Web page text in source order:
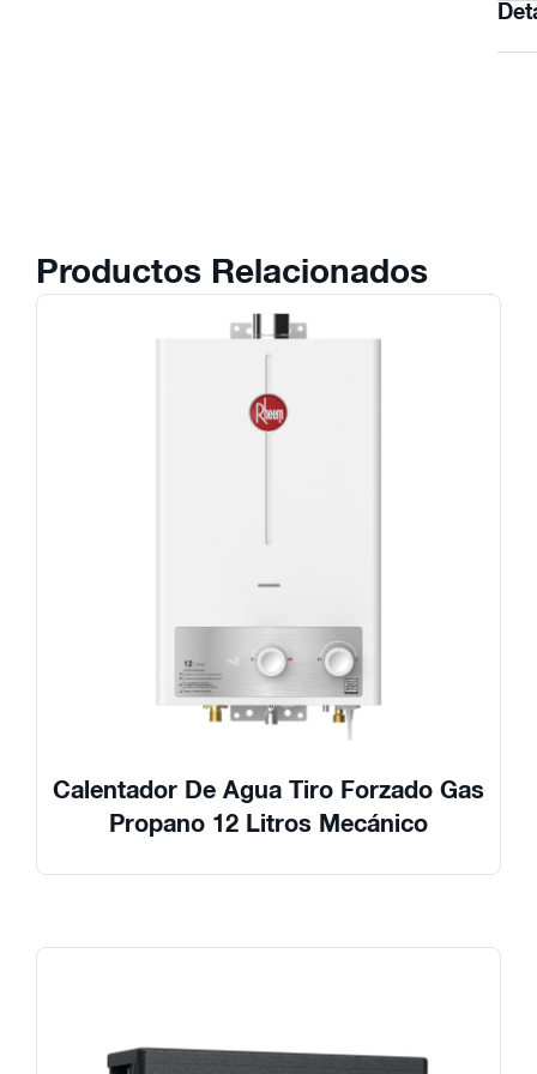
Productos Relacionados
Calentador De Agua Tiro Forzado Gas
Propano 12 Litros Mecánico